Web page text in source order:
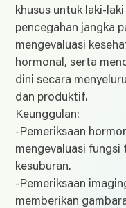
khusus untuk laki-
pencegahan jangka
mengevaluasi
hormonal, serta
dini secara
dan produktif.
Keunggulan:
-Pemeriksaan
mengevaluasi fungsi
kesuburan.
-Pemeriksaan
memberikan